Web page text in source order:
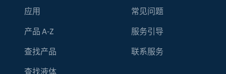
应用
产品 A-Z
查找产品
查找液体
常见问题
服务引导
联系服务